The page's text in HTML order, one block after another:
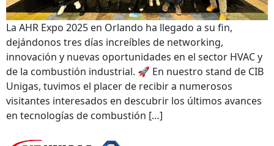
La AHR Expo 2025 en Orlando ha llegado a su fin,
dejándonos tres días increíbles de networking,
innovación y nuevas oportunidades en el sector HVAC y
de la combustión industrial. 🚀 En nuestro stand de CIB
Unigas, tuvimos el placer de recibir a numerosos
visitantes interesados en descubrir los últimos avances
en tecnologías de combustión […]